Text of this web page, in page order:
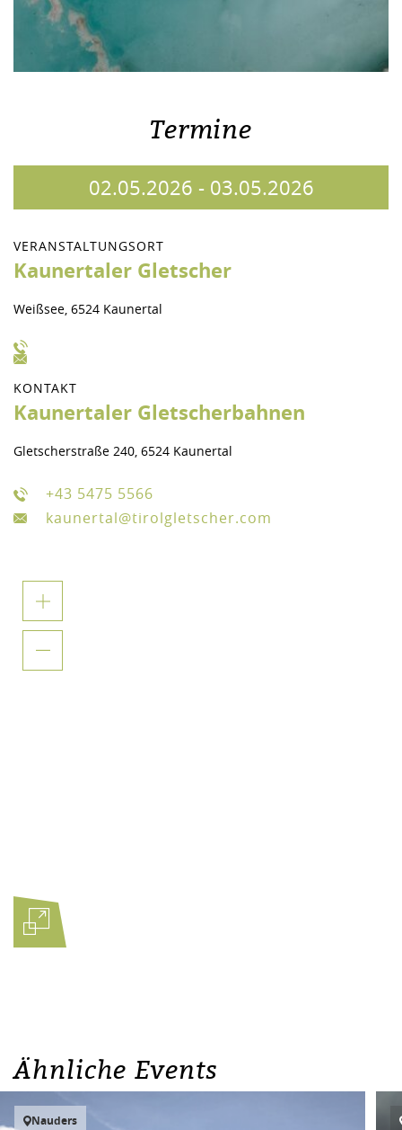
Termine
02.05.2026 - 03.05.2026
VERANSTALTUNGSORT
Kaunertaler Gletscher
Weißsee, 6524 Kaunertal
KONTAKT
Kaunertaler Gletscherbahnen
Gletscherstraße 240, 6524 Kaunertal
+43 5475 5566
kaunertal@tirolgletscher.com
Ähnliche Events
Nauders